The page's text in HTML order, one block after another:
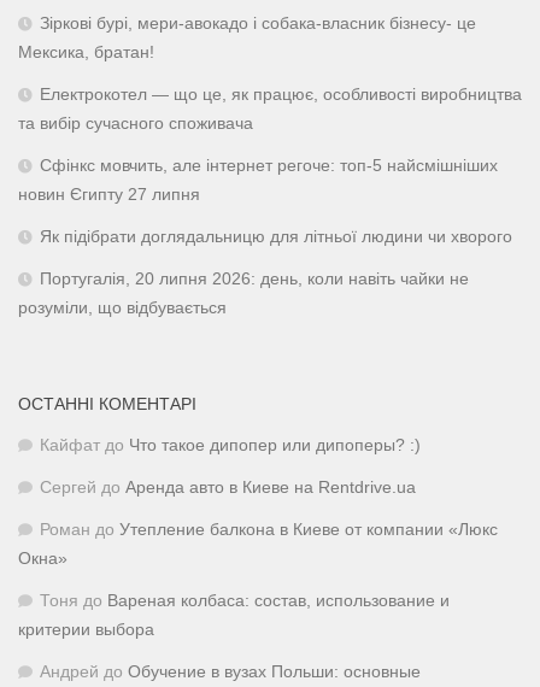
Зіркові бурі, мери-авокадо і собака-власник бізнесу- це
Мексика, братан!
Електрокотел — що це, як працює, особливості виробництва
та вибір сучасного споживача
Сфінкс мовчить, але інтернет регоче: топ-5 найсмішніших
новин Єгипту 27 липня
Як підібрати доглядальницю для літньої людини чи хворого
Португалія, 20 липня 2026: день, коли навіть чайки не
розуміли, що відбувається
ОСТАННІ КОМЕНТАРІ
Кайфат до Что такое дипопер или дипоперы? :)
Сергей до Аренда авто в Киеве на Rentdrive.ua
Роман до Утепление балкона в Киеве от компании «Люкс
Окна»
Тоня до Вареная колбаса: состав, использование и
критерии выбора
Андрей до Обучение в вузах Польши: основные